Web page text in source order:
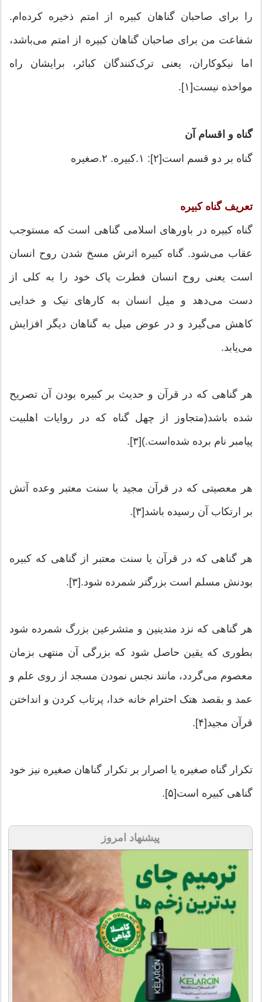
را برای صاحبان گناهان کبیره از امتم ذخیره کرده‌ام.
شفاعت من برای صاحبان گناهان کبیره از امتم می‌باشد،
اما نیکوکاران، یعنی ترک‌کنندگان کبائر، برایشان راه
مواخذه نیست[۱].
گناه و اقسام آن
گناه بر دو قسم است[۲]: ۱.کبیره. ۲.صغیره
تعریف گناه کبیره
گناه کبیره در باورهای اسلامی گناهی است که مستوجب
عقاب می‌شود. گناه کبیره اثرش مسخ شدن روح انسان
است یعنی روح انسان فطرت پاک خود را به کلی از
دست می‌دهد و میل انسان به کارهای نیک و خدایی
کاهش می‌گیرد و در عوض میل به گناهان دیگر افزایش
می‌یابد.
هر گناهی که در قرآن و حدیث بر کبیره بودن آن تصریح
شده باشد(متجاوز از چهل گناه که در روایات اهلبیت
پیامبر نام برده شده‌است.)[۳].
هر معصیتی که در قرآن مجید یا سنت معتبر وعده آتش
بر ارتکاب آن رسیده باشد[۳].
هر گناهی که در قرآن یا سنت معتبر از گناهی که کبیره
بودنش مسلم است بزرگتر شمرده شود.[۳].
هر گناهی که نزد متدینین و متشرعین بزرگ شمرده شود
بطوری که یقین حاصل شود که بزرگی آن منتهی بزمان
معصوم می‌گردد، مانند نجس نمودن مسجد از روی علم و
عمد و بقصد هتک احترام خانه خدا، پرتاب کردن و انداختن
قرآن مجید[۴].
تکرار گناه صغیره یا اصرار بر تکرار گناهان صغیره نیز خود
گناهی کبیره است[۵].
پیشنهاد امروز